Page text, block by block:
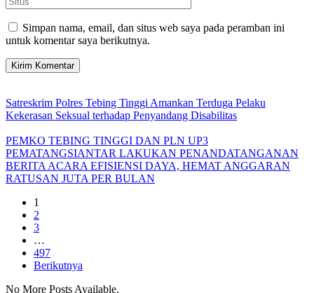
Simpan nama, email, dan situs web saya pada peramban ini
untuk komentar saya berikutnya.
Satreskrim Polres Tebing Tinggi Amankan Terduga Pelaku
Kekerasan Seksual terhadap Penyandang Disabilitas
PEMKO TEBING TINGGI DAN PLN UP3
PEMATANGSIANTAR LAKUKAN PENANDATANGANAN
BERITA ACARA EFISIENSI DAYA, HEMAT ANGGARAN
RATUSAN JUTA PER BULAN
1
2
3
…
497
Berikutnya
No More Posts Available.